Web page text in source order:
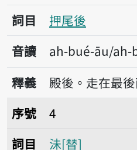
詞目
押尾後
音讀
ah-bué-āu/ah-
釋義
殿後。走在最後
序號4沬
序號
4
詞目
沬 替